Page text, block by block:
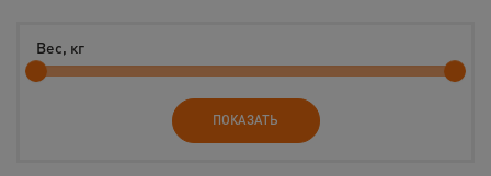
Вес, кг
ПОКАЗАТЬ